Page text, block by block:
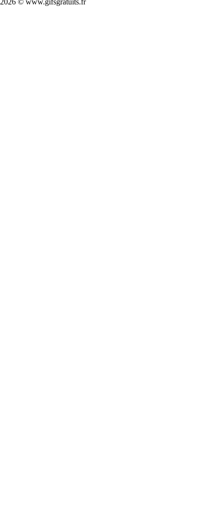
2026 © www.gifsgratuits.fr